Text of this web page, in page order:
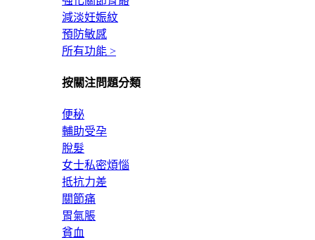
減淡妊娠紋
預防敏感
所有功能 >
按關注問題分類
便秘
輔助受孕
脫髮
女士私密煩惱
抵抗力差
關節痛
胃氣脹
貧血